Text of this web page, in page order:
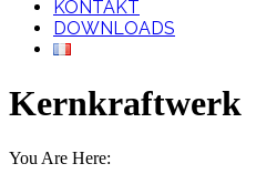
KONTAKT
DOWNLOADS
Kernkraftwerk
You Are Here: